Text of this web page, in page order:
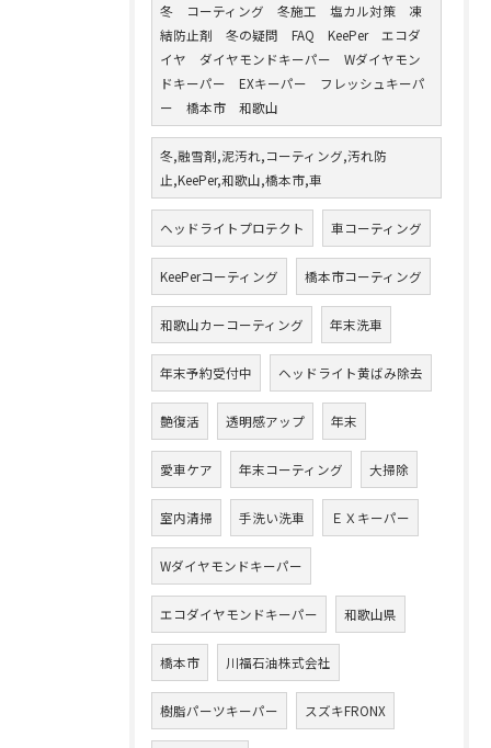
冬 コーティング 冬施工 塩カル対策 凍
結防止剤 冬の疑問 FAQ KeePer エコダ
イヤ ダイヤモンドキーパー Wダイヤモン
ドキーパー EXキーパー フレッシュキーパ
ー 橋本市 和歌山
冬,融雪剤,泥汚れ,コーティング,汚れ防
止,KeePer,和歌山,橋本市,車
ヘッドライトプロテクト 車コーティング
KeePerコーティング 橋本市コーティング
和歌山カーコーティング 年末洗車
年末予約受付中 ヘッドライト黄ばみ除去
艶復活 透明感アップ 年末
愛車ケア 年末コーティング 大掃除
室内清掃 手洗い洗車 ＥＸキーパー
Wダイヤモンドキーパー
エコダイヤモンドキーパー 和歌山県
橋本市 川福石油株式会社
樹脂パーツキーパー スズキFRONX